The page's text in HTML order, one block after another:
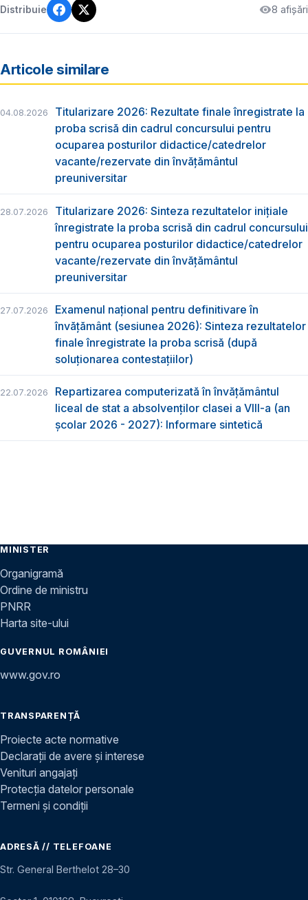
Distribuie 8 afișări
Articole similare
04.08.2026
Titularizare 2026: Rezultate finale înregistrate la
proba scrisă din cadrul concursului pentru
ocuparea posturilor didactice/catedrelor
vacante/rezervate din învăţământul
preuniversitar
28.07.2026
Titularizare 2026: Sinteza rezultatelor inițiale
înregistrate la proba scrisă din cadrul concursului
pentru ocuparea posturilor didactice/catedrelor
vacante/rezervate din învăţământul
preuniversitar
27.07.2026
Examenul național pentru definitivare în
învățământ (sesiunea 2026): Sinteza rezultatelor
finale înregistrate la proba scrisă (după
soluționarea contestațiilor)
22.07.2026
Repartizarea computerizată în învăţământul
liceal de stat a absolvenţilor clasei a VIII-a (an
școlar 2026 - 2027): Informare sintetică
MINISTER
Organigramă
Ordine de ministru
PNRR
Harta site-ului
GUVERNUL ROMÂNIEI
www.gov.ro
TRANSPARENȚĂ
Proiecte acte normative
Declarații de avere și interese
Venituri angajați
Protecția datelor personale
Termeni și condiții
ADRESĂ // TELEFOANE
Str. General Berthelot 28–30